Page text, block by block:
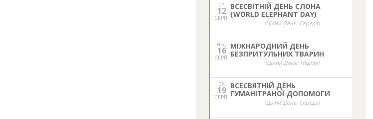
СР.
12
СЕРП.
ВСЕСВІТНІЙ ДЕНЬ СЛОНА
(WORLD ELEPHANT DAY)
(Цілий День: Середа)
НЕД,
16
СЕРП.
МІЖНАРОДНИЙ ДЕНЬ
БЕЗПРИТУЛЬНИХ ТВАРИН
(Цілий День: Неділя)
СР.
19
СЕРП.
ВСЕСВЯТНІЙ ДЕНЬ
ГУМАНІТРАНОЇ ДОПОМОГИ
(Цілий День: Середа)